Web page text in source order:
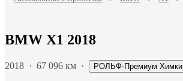
BMW X1 2018
2018 · 67 096 км · РОЛЬФ-Премиум Химки